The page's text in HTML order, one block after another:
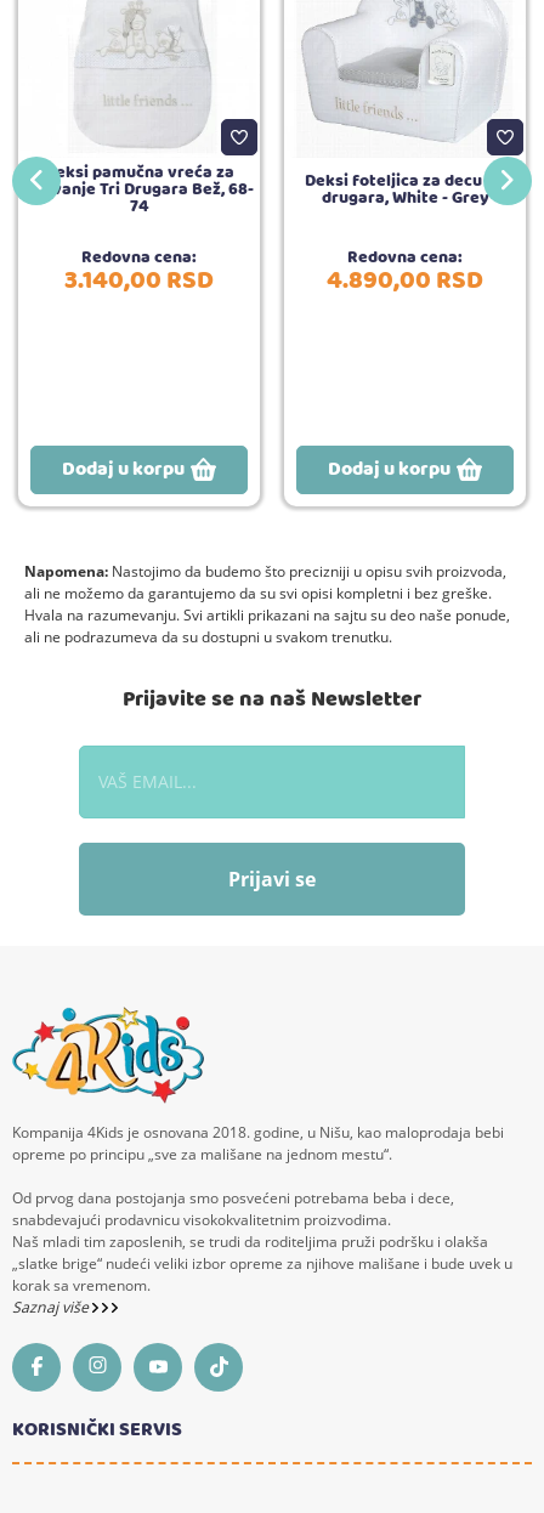
Deksi pamučna vreća za
spavanje Tri Drugara Bež, 68-
74
Redovna cena:
3.140,00RSD
Dodaj u korpu
Deksi foteljica za decu Tri
drugara, White - Grey
Redovna cena:
4.890,00RSD
Dodaj u korpu
Napomena: Nastojimo da budemo što precizniji u opisu svih proizvoda,
ali ne možemo da garantujemo da su svi opisi kompletni i bez greške.
Hvala na razumevanju. Svi artikli prikazani na sajtu su deo naše ponude,
ali ne podrazumeva da su dostupni u svakom trenutku.
Prijavite se na naš Newsletter
Prijavi se
Kompanija 4Kids je osnovana 2018. godine, u Nišu, kao maloprodaja bebi
opreme po principu „sve za mališane na jednom mestu“.
Od prvog dana postojanja smo posvećeni potrebama beba i dece,
snabdevajući prodavnicu visokokvalitetnim proizvodima.
Naš mladi tim zaposlenih, se trudi da roditeljima pruži podršku i olakša
„slatke brige“ nudeći veliki izbor opreme za njihove mališane i bude uvek u
korak sa vremenom.
Saznaj više
KORISNIČKI SERVIS